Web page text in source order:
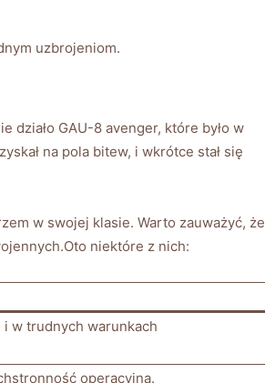
​uzbrojeniom.
GAU-8 avenger,⁣ które było w⁢
na pola ⁣bitew, i wkrótce stał⁢ się
w swojej klasie. Warto ‍zauważyć, że
niektóre z‌ nich:
w ‍trudnych warunkach
operacyjną.